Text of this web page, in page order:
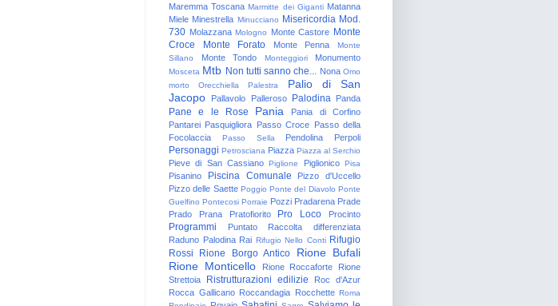
Maremma Toscana Marmitte dei Giganti Matanna
Miele Minestrella Minucciano Misericordia Mod.
730 Molazzana Mologno Monte Castore Monte
Croce
Monte Forato Monte Penna
Monte
Sillano
Monte Tondo Monteggiori Monumento
Mosceta Mtb Non tutti sanno che... Nona Omo
morto
Orecchiella Palestra
Palio di San
Jacopo
Pallavolo Palleroso Palodina Panda
Pane e le Rose Pania
Pania di Corfino
Pantarei Pasquigliora Passo Croce Passo della
Focolaccia
Passo Sella Pendolina Perpoli
Personaggi Petrosciana Piazza Piazza al Serchio
Pieve di San Cassiano Piglione Piglionico Pisa
Pisanino Piscina Comunale
Pizzo d'Uccello
Pizzo delle Saette Poggio Ponte del Diavolo Ponte
Guelfino Pontecosi Porraie Pozzi Pradarena Prade
Prado
Prana Pratofiorito Pro Loco Procinto
Programmi Puntato
Raccolta differenziata
Raduno Palodina Rai Rifugio Nello Conti Rifugio
Rossi
Rione Borgo Antico
Rione Bufali
Rione Monticello
Rione Roccaforte
Rione
Strettoia
Ristrutturazioni edilizie
Roc d'Azur
Rocca Gallicano Roccandagia Rocchette Roma